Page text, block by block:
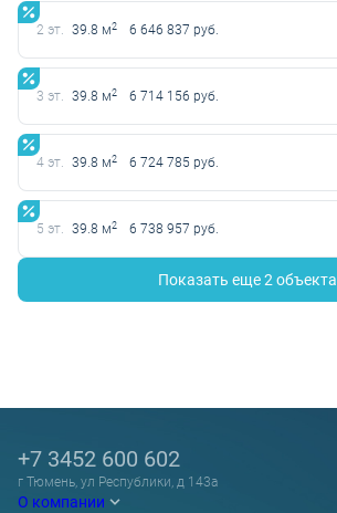
2 эт. 39.8 м2 6 646 837 руб.
3 эт. 39.8 м2 6 714 156 руб.
4 эт. 39.8 м2 6 724 785 руб.
5 эт. 39.8 м2 6 738 957 руб.
Показать еще 2 объектa
О компании
+7 3452 600 602
г Тюмень, ул Республики, д 143а